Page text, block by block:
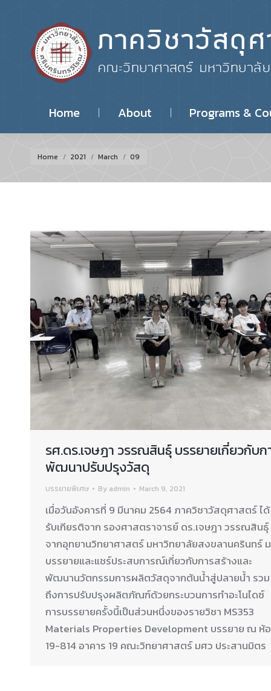
Home About Programs &
You are here:
Home 2021 March 09
รศ.ดร.เจษฎา วรรณสินธุ์ บรรยายเกี่ยวกับก
พัฒนาปรับปรุงวัสดุ
บรรยายพิเศษ By admin March 9, 2021
เมื่อวันอังคารที่ 9 มีนาคม 2564 ภาควิชาวัสดุศาสตร์ ได้
รับเกียรติจาก รองศาสตราจารย์ ดร.เจษฎา วรรณสินธุ์
จากอุทยานวิทยาศาสตร์ มหาวิทยาลัยสงขลานครินทร์
บรรยายและแชร์ประสบการณ์เกี่ยวกับการสร้างและ
พัฒนานวัตกรรมการผลิตวัสดุจากต้นน้ำสู่ปลายน้ำ รวม
ถึงการปรับปรุงผลิตภัณฑ์ด้วยกระบวนการทำอะโนไดซ์
การบรรยายครั้งนี้เป็นส่วนหนึ่งของรายวิชา MS353
Materials Properties Development บรรยาย ณ ห้
19-814 อาคาร 19 คณะวิทยาศาสตร์ มศว ประสานมิตร